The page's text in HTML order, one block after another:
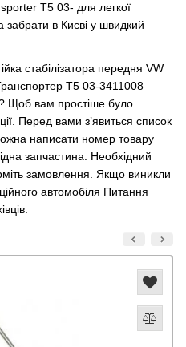
T5 03- для легкої
в Києві у швидкий
стабілізатора передня VW
Т5 03-3411008
Щоб вам простіше було
Перед вами з’явиться список
написати номер товару
запчастина. Необхідний
замовлення. Якщо виникли
автомобіля Питання